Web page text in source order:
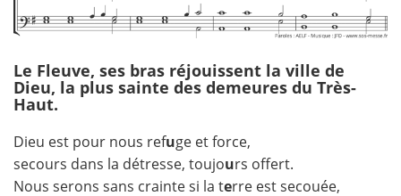
Le Fleuve, ses bras réjouissent la ville de
Dieu, la plus sainte des demeures du Très-
Haut.
Dieu est pour nous refuge et force,
secours dans la détresse, toujours offert.
Nous serons sans crainte si la terre est secouée,